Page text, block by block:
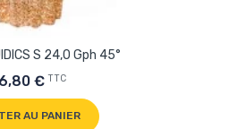
S 24,0 Gph 45°
€ TTC
AU PANIER